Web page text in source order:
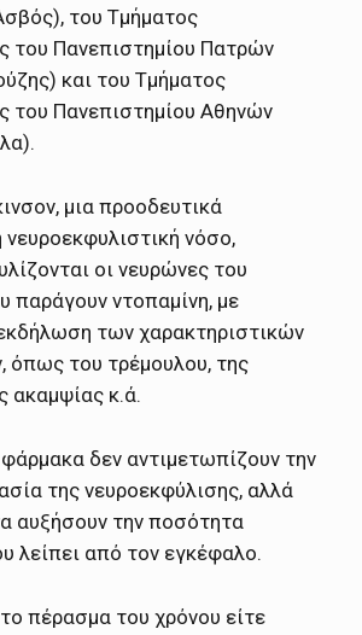
του Τμήματος
του Πανεπιστημίου Πατρών
και του Τμήματος
του Πανεπιστημίου Αθηνών
μια προοδευτικά
νευροεκφυλιστική νόσο,
οι νευρώνες του
παράγουν ντοπαμίνη, με
των χαρακτηριστικών
του τρέμουλου, της
ακαμψίας κ.ά.
δεν αντιμετωπίζουν την
της νευροεκφύλισης, αλλά
αυξήσουν την ποσότητα
λείπει από τον εγκέφαλο.
πέρασμα του χρόνου είτε